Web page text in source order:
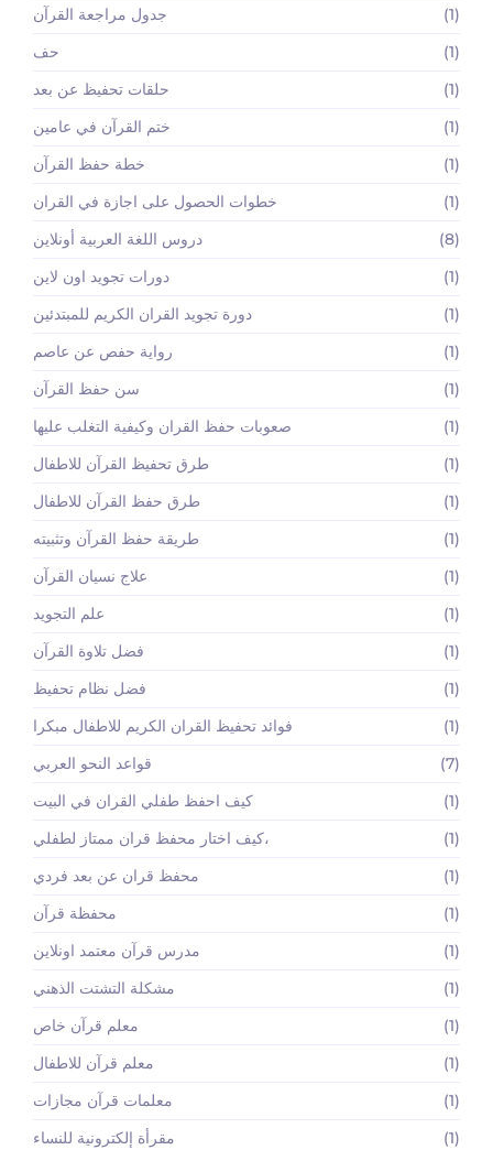
جدول مراجعة القرآن
(1)
حف
(1)
حلقات تحفيظ عن بعد
(1)
ختم القرآن في عامين
(1)
خطة حفظ القرآن
(1)
خطوات الحصول على اجازة في القران
(1)
دروس اللغة العربية أونلاين
(8)
دورات تجويد اون لاين
(1)
دورة تجويد القران الكريم للمبتدئين
(1)
رواية حفص عن عاصم
(1)
سن حفظ القرآن
(1)
صعوبات حفظ القران وكيفية التغلب عليها
(1)
طرق تحفيظ القرآن للاطفال
(1)
طرق حفظ القرآن للاطفال
(1)
طريقة حفظ القرآن وتثبيته
(1)
علاج نسيان القرآن
(1)
علم التجويد
(1)
فضل تلاوة القرآن
(1)
فضل نظام تحفيظ
(1)
فوائد تحفيظ القران الكريم للاطفال مبكرا
(1)
قواعد النحو العربي
(7)
كيف احفظ طفلي القران في البيت
(1)
كيف اختار محفظ قران ممتاز لطفلي،
(1)
محفظ قران عن بعد فردي
(1)
محفظة قرآن
(1)
مدرس قرآن معتمد اونلاين
(1)
مشكلة التشتت الذهني
(1)
معلم قرآن خاص
(1)
معلم قرآن للاطفال
(1)
معلمات قرآن مجازات
(1)
مقرأة إلكترونية للنساء
(1)